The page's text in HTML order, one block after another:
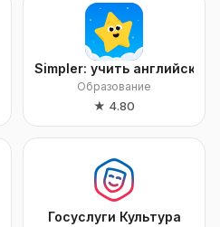
Simpler: учить английский
Образование
★ 4.80
Госуслуги Культура